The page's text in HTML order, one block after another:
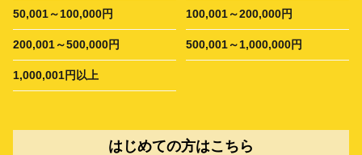
50,001～100,000円 100,001～200,000円
200,001～500,000円 500,001～1,000,000円
1,000,001円以上
はじめての方はこちら